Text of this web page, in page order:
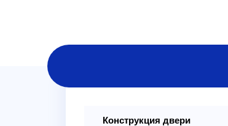
Конструкция двери